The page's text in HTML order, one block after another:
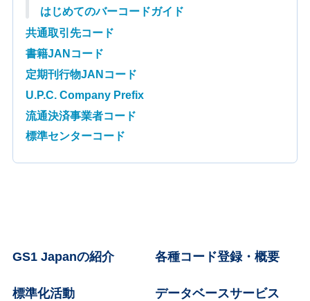
はじめてのバーコードガイド
共通取引先コード
書籍JANコード
定期刊行物JANコード
U.P.C. Company Prefix
流通決済事業者コード
標準センターコード
GS1 Japanの紹介 各種コード登録・概要
標準化活動 データベースサービス